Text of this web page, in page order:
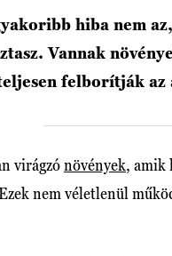
hiba nem
Vannak
felborítják az
virágzónövények, amik
nem véletlenül